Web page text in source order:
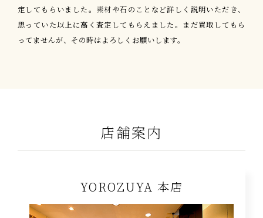
定してもらいました。素材や石のことなど詳しく説明いただき、
思っていた以上に高く査定してもらえました。まだ買取してもら
ってませんが、その時はよろしくお願いします。
店舗案内
YOROZUYA 本店